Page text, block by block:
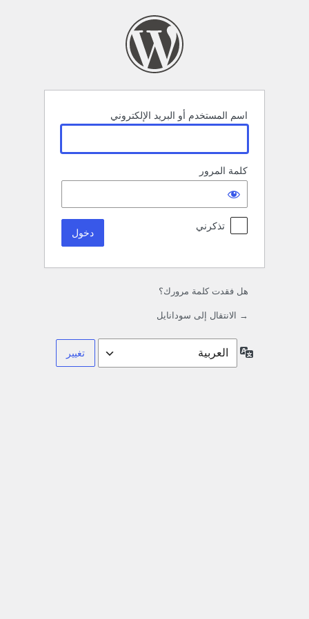
اسم المستخدم أو البريد الإلكتروني
كلمة المرور
تذكرني
هل فقدت كلمة مرورك؟
→ الانتقال إلى سودانايل
اللغة